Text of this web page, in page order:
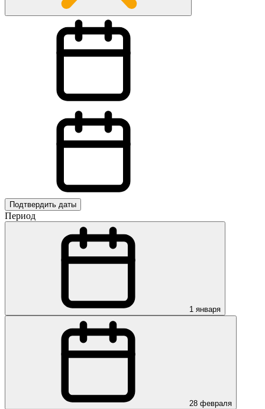
Подтвердить даты
Период
1 января
28 февраля